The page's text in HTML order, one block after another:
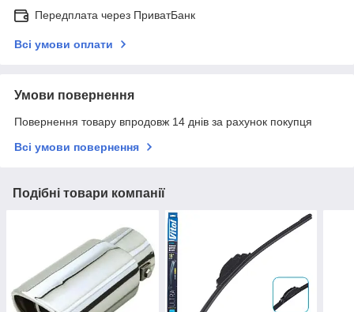
Передплата через ПриватБанк
Всі умови оплати
Умови повернення
Повернення товару впродовж 14 днів за рахунок покупця
Всі умови повернення
Подібні товари компанії